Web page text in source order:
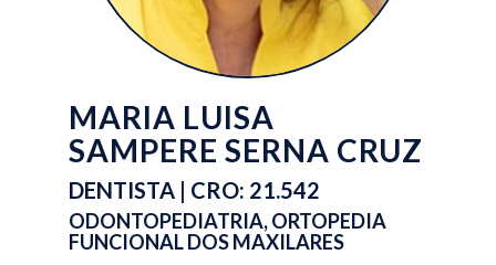
MARIA LUISA
SAMPERE SERNA CRUZ
DENTISTA | CRO: 21.542
ODONTOPEDIATRIA, ORTOPEDIA
FUNCIONAL DOS MAXILARES